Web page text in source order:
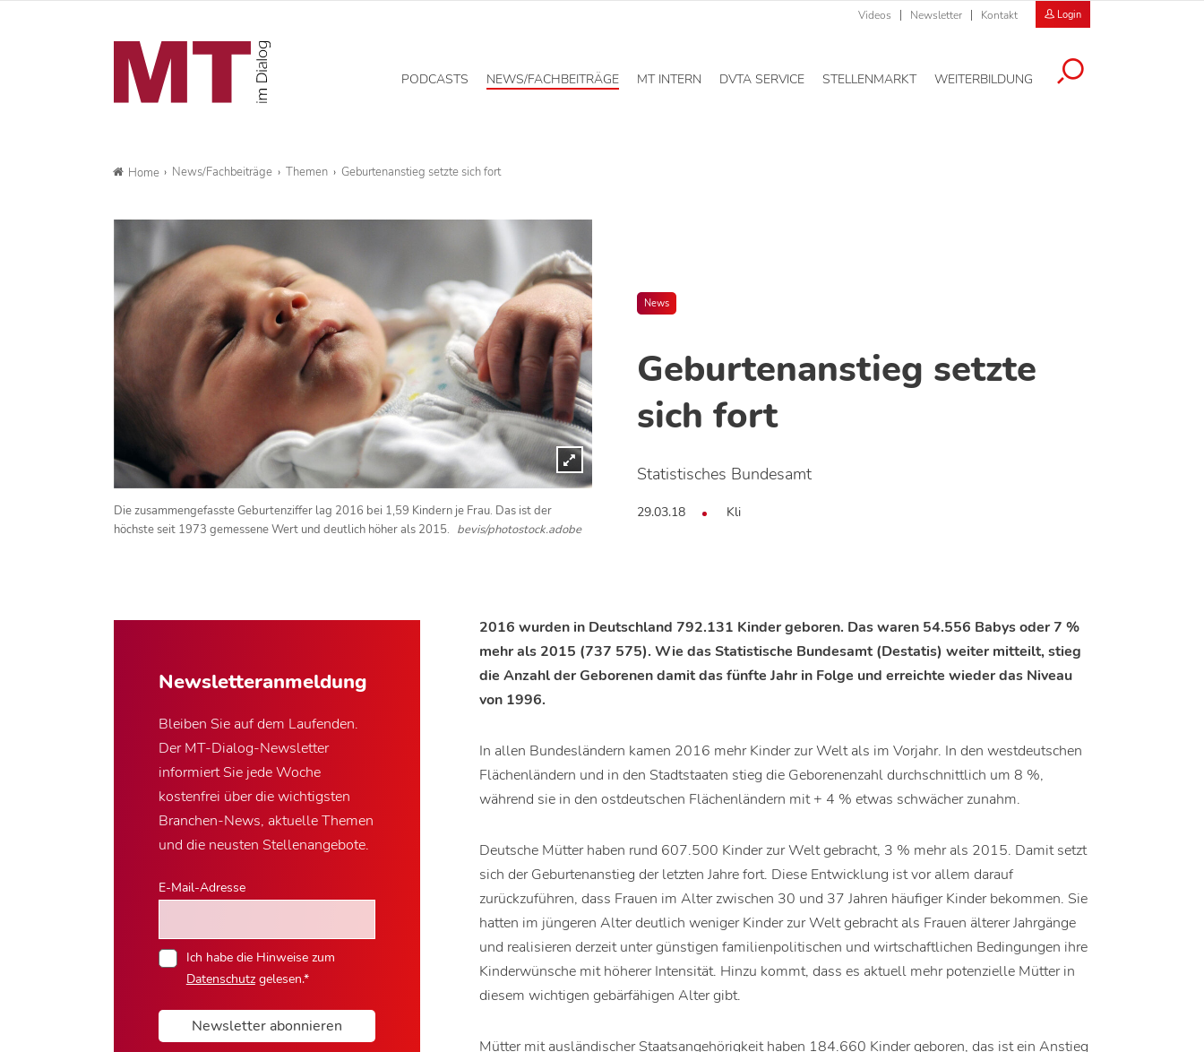
Videos Newsletter Kontakt Login
PODCASTS NEWS/FACHBEITRÄGE MT INTERN DVTA SERVICE STELLENMARKT WEITERBILDUNG
Home News/Fachbeiträge Themen Geburtenanstieg setzte sich fort
News
Geburtenanstieg setzte
sich fort
Statistisches Bundesamt
29.03.18 Kli
Die zusammengefasste Geburtenziffer lag 2016 bei 1,59 Kindern je Frau. Das ist der
höchste seit 1973 gemessene Wert und deutlich höher als 2015. bevis/photostock.adobe
Newsletter­anmeldung
Bleiben Sie auf dem Laufenden.
Der MT-Dialog-Newsletter
informiert Sie jede Woche
kostenfrei über die wichtigsten
Branchen-News, aktuelle Themen
und die neusten Stellenangebote.
E-Mail-Adresse
Ich habe die Hinweise zum
Datenschutzgelesen.*
Newsletter abonnieren
2016 wurden in Deutschland 792.131 Kinder geboren. Das waren 54.556 Babys oder 7 %
mehr als 2015 (737 575). Wie das Statistische Bundesamt (Destatis) weiter mitteilt, stieg
die Anzahl der Geborenen damit das fünfte Jahr in Folge und erreichte wieder das Niveau
von 1996.
In allen Bundesländern kamen 2016 mehr Kinder zur Welt als im Vorjahr. In den westdeutschen
Flächenländern und in den Stadtstaaten stieg die Geborenenzahl durchschnittlich um 8 %,
während sie in den ostdeutschen Flächenländern mit + 4 % etwas schwächer zunahm.
Deutsche Mütter haben rund 607.500 Kinder zur Welt gebracht, 3 % mehr als 2015. Damit setzt
sich der Geburtenanstieg der letzten Jahre fort. Diese Entwicklung ist vor allem darauf
zurückzuführen, dass Frauen im Alter zwischen 30 und 37 Jahren häufiger Kinder bekommen. Sie
hatten im jüngeren Alter deutlich weniger Kinder zur Welt gebracht als Frauen älterer Jahrgänge
und realisieren derzeit unter günstigen familienpolitischen und wirtschaftlichen Bedingungen ihre
Kinderwünsche mit höherer Intensität. Hinzu kommt, dass es aktuell mehr potenzielle Mütter in
diesem wichtigen gebärfähigen Alter gibt.
Mütter mit ausländischer Staatsangehörigkeit haben 184.660 Kinder geboren, das ist ein Anstieg